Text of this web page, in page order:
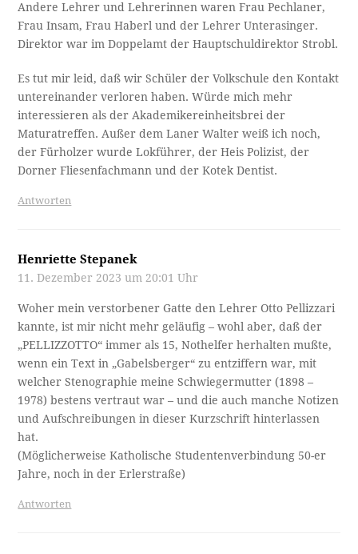
Andere Lehrer und Lehrerinnen waren Frau Pechlaner,
Frau Insam, Frau Haberl und der Lehrer Unterasinger.
Direktor war im Doppelamt der Hauptschuldirektor Strobl.
Es tut mir leid, daß wir Schüler der Volkschule den Kontakt
untereinander verloren haben. Würde mich mehr
interessieren als der Akademikereinheitsbrei der
Maturatreffen. Außer dem Laner Walter weiß ich noch,
der Fürholzer wurde Lokführer, der Heis Polizist, der
Dorner Fliesenfachmann und der Kotek Dentist.
Antworten
Henriette Stepanek
11. Dezember 2023 um 20:01 Uhr
Woher mein verstorbener Gatte den Lehrer Otto Pellizzari
kannte, ist mir nicht mehr geläufig – wohl aber, daß der
„PELLIZZOTTO“ immer als 15, Nothelfer herhalten mußte,
wenn ein Text in „Gabelsberger“ zu entziffern war, mit
welcher Stenographie meine Schwiegermutter (1898 –
1978) bestens vertraut war – und die auch manche Notizen
und Aufschreibungen in dieser Kurzschrift hinterlassen
hat.
(Möglicherweise Katholische Studentenverbindung 50-er
Jahre, noch in der Erlerstraße)
Antworten